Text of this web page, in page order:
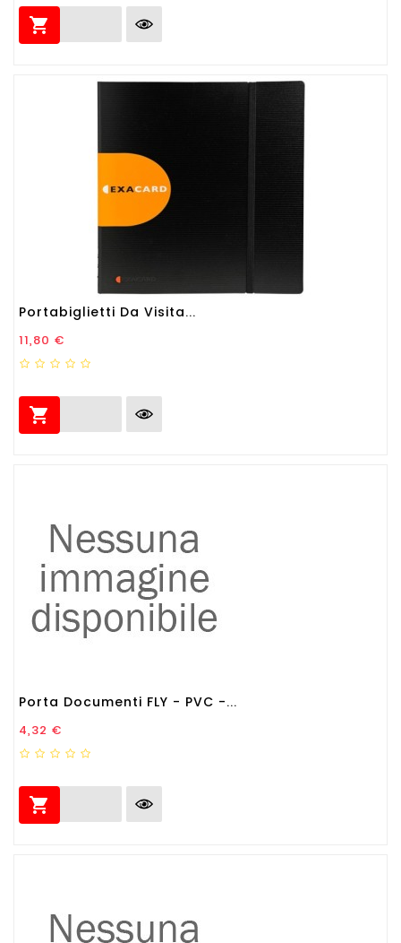

Portabiglietti Da Visita...
Prezzo
11,80 €

Porta Documenti FLY - PVC -...
Prezzo
4,32 €
